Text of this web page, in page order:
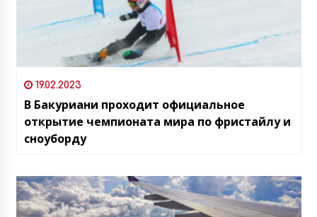
19.02.2023
В Бакуриани проходит официальное
открытие чемпионата мира по фристайлу и
сноуборду